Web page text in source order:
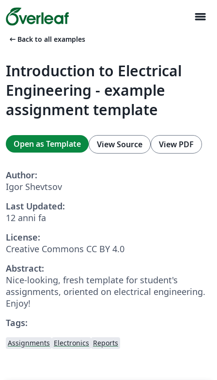
menu
arrow_left_alt Back to all examples
Introduction to Electrical
Engineering - example
assignment template
Open as Template View Source View PDF
Author:
Igor Shevtsov
Last Updated:
12 anni fa
License:
Creative Commons CC BY 4.0
Abstract:
Nice-looking, fresh template for student's
assignments, oriented on electrical engineering.
Enjoy!
Tags:
Assignments Electronics Reports